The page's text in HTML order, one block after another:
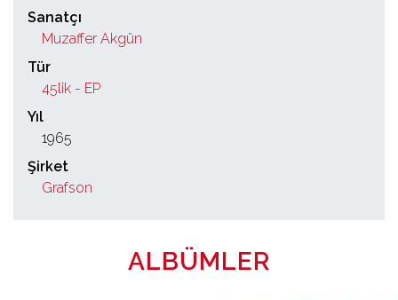
Sanatçı
Muzaffer Akgün
Tür
45lik - EP
Yıl
1965
Şirket
Grafson
ALBÜMLER